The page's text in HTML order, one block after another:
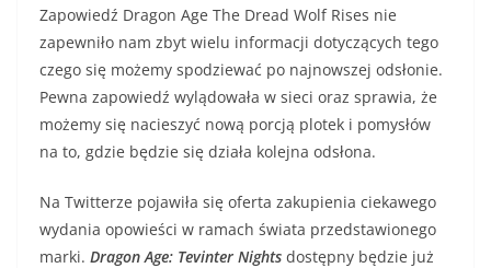
Zapowiedź Dragon Age The Dread Wolf Rises nie
zapewniło nam zbyt wielu informacji dotyczących tego
czego się możemy spodziewać po najnowszej odsłonie.
Pewna zapowiedź wylądowała w sieci oraz sprawia, że
możemy się nacieszyć nową porcją plotek i pomysłów
na to, gdzie będzie się działa kolejna odsłona.
Na Twitterze pojawiła się oferta zakupienia ciekawego
wydania opowieści w ramach świata przedstawionego
marki. Dragon Age: Tevinter Nights dostępny będzie już